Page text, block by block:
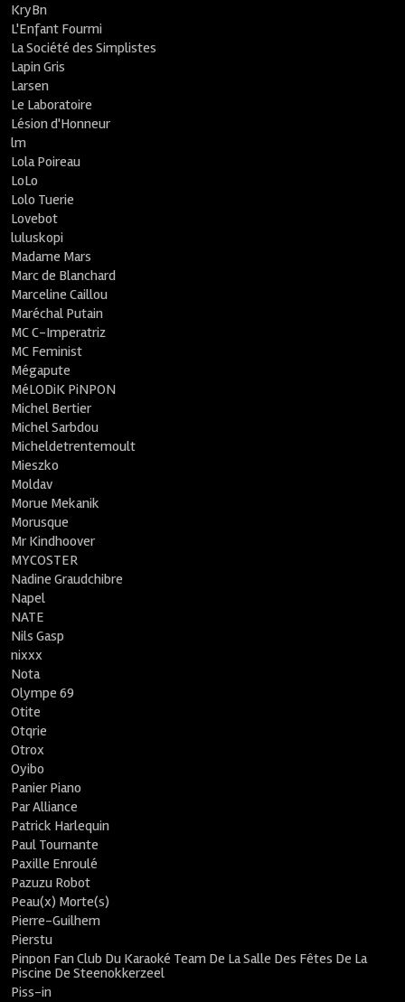
KryBn
L'Enfant Fourmi
La Société des Simplistes
Lapin Gris
Larsen
Le Laboratoire
Lésion d'Honneur
lm
Lola Poireau
LoLo
Lolo Tuerie
Lovebot
luluskopi
Madame Mars
Marc de Blanchard
Marceline Caillou
Maréchal Putain
MC C-Imperatriz
MC Feminist
Mégapute
MéLODiK PiNPON
Michel Bertier
Michel Sarbdou
Micheldetrentemoult
Mieszko
Moldav
Morue Mekanik
Morusque
Mr Kindhoover
MYCOSTER
Nadine Graudchibre
Napel
NATE
Nils Gasp
nixxx
Nota
Olympe 69
Otite
Otqrie
Otrox
Oyibo
Panier Piano
Par Alliance
Patrick Harlequin
Paul Tournante
Paxille Enroulé
Pazuzu Robot
Peau(x) Morte(s)
Pierre-Guilhem
Pierstu
Pinpon Fan Club Du Karaoké Team De La Salle Des Fêtes De La
Piscine De Steenokkerzeel
Piss-in